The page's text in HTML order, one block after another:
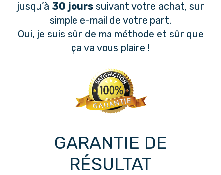
jusqu’à 30 jours suivant votre achat, sur
simple e-mail de votre part.
Oui, je suis sûr de ma méthode et sûr que
ça va vous plaire !
GARANTIE DE
RÉSULTAT